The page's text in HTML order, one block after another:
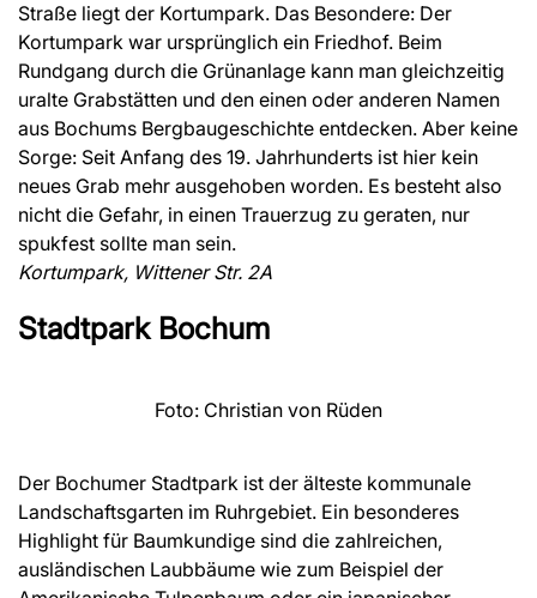
Straße liegt der Kortumpark. Das Besondere: Der
Kortumpark war ursprünglich ein Friedhof. Beim
Rundgang durch die Grünanlage kann man gleichzeitig
uralte Grabstätten und den einen oder anderen Namen
aus Bochums Bergbaugeschichte entdecken. Aber keine
Sorge: Seit Anfang des 19. Jahrhunderts ist hier kein
neues Grab mehr ausgehoben worden. Es besteht also
nicht die Gefahr, in einen Trauerzug zu geraten, nur
spukfest sollte man sein.
Kortumpark, Wittener Str. 2A
Stadtpark Bochum
Foto: Christian von Rüden
Der Bochumer Stadtpark ist der älteste kommunale
Landschaftsgarten im Ruhrgebiet. Ein besonderes
Highlight für Baumkundige sind die zahlreichen,
ausländischen Laubbäume wie zum Beispiel der